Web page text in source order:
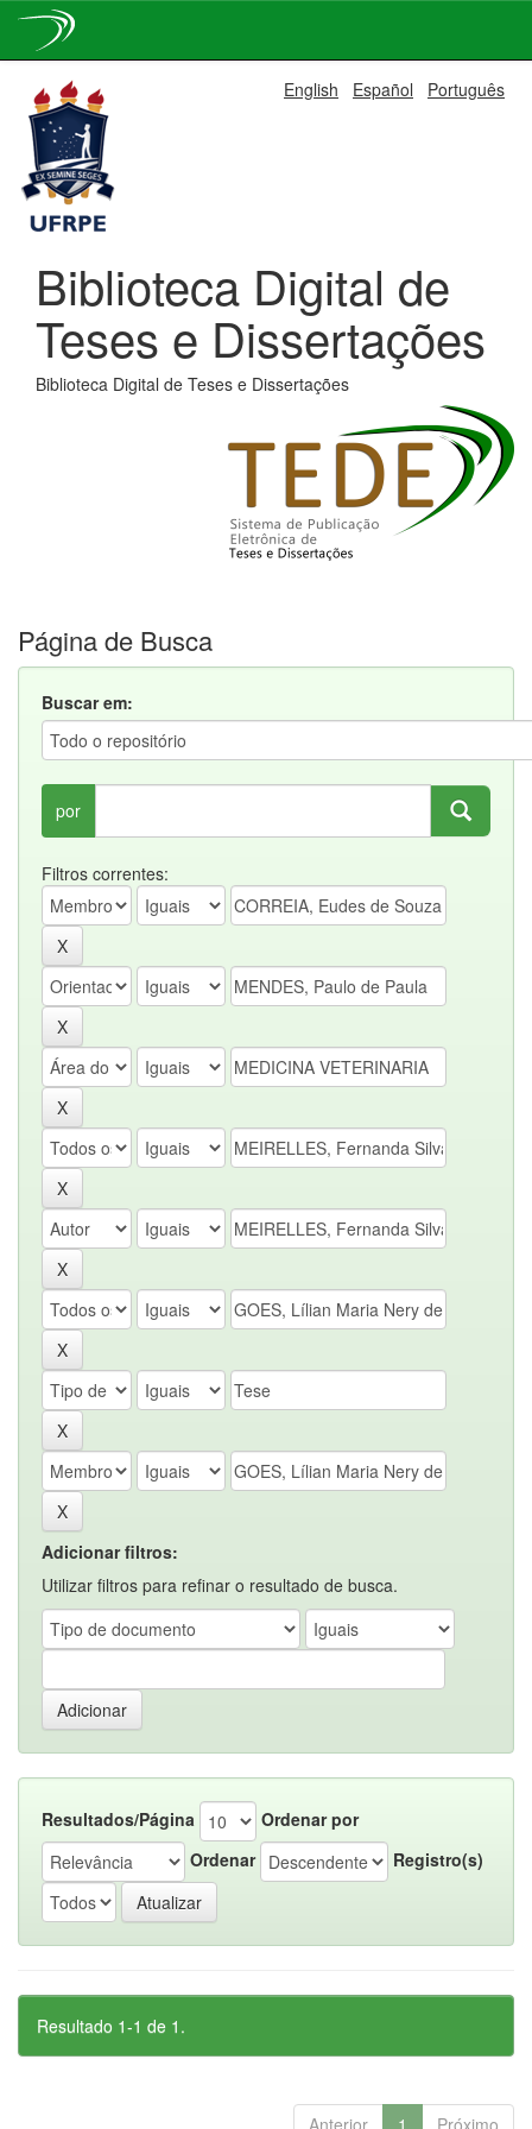
navigation
English Español Português
Biblioteca Digital de
Teses e Dissertações
Biblioteca Digital de Teses e Dissertações
Página de Busca
Buscar em:
por
Filtros correntes:
Adicionar filtros:
Utilizar filtros para refinar o resultado de busca.
Resultados/Página
Ordenar por
Ordenar
Registro(s)
Resultado 1-1 de 1.
Anterior 1 Próximo